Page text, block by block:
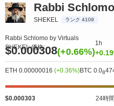
Rabbi
SHEKEL ランク 4109
Rabbi Schlomo by Virtuals
SHEKEL 価格:
$0.000308(+0.66%)
1h
ETH 0.00000016 (+0.36%)BTC 0.08
$0.000303 24時